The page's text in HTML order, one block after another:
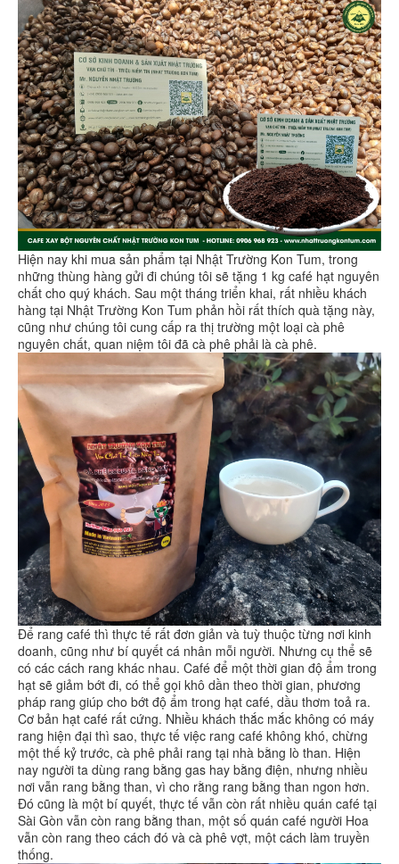
Hiện nay khi mua sản phẩm tại Nhật Trường Kon Tum, trong
những thùng hàng gửi đi chúng tôi sẽ tặng 1 kg café hạt nguyên
chất cho quý khách. Sau một tháng triển khai, rất nhiều khách
hàng tại Nhật Trường Kon Tum phản hồi rất thích quà tặng này,
cũng như chúng tôi cung cấp ra thị trường một loại cà phê
nguyên chất, quan niệm tôi đã cà phê phải là cà phê.
Để rang café thì thực tế rất đơn giản và tuỳ thuộc từng nơi kinh
doanh, cũng như bí quyết cá nhân mỗi người. Nhưng cụ thể sẽ
có các cách rang khác nhau. Café để một thời gian độ ẩm trong
hạt sẽ giảm bớt đi, có thể gọi khô dần theo thời gian, phương
pháp rang giúp cho bớt độ ẩm trong hạt café, dầu thơm toả ra.
Cơ bản hạt café rất cứng. Nhiều khách thắc mắc không có máy
rang hiện đại thì sao, thực tế việc rang café không khó, chừng
một thế kỷ trước, cà phê phải rang tại nhà bằng lò than. Hiện
nay người ta dùng rang bằng gas hay bằng điện, nhưng nhiều
nơi vẫn rang bằng than, vì cho rằng rang bằng than ngon hơn.
Đó cũng là một bí quyết, thực tế vẫn còn rất nhiều quán café tại
Sài Gòn vẫn còn rang bằng than, một số quán café người Hoa
vẫn còn rang theo cách đó và cà phê vợt, một cách làm truyền
thống.